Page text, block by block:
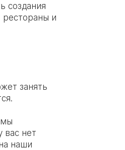
создания
рестораны и
занять
мы
вас нет
наши